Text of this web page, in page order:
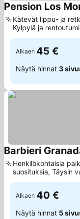
Pension Los
Kätevät lippu- ja
Kylpylä ja
Alkaen 45 €
Näytä hinnat 3
Barbieri
Henkilökohtaisia
suosituksia, Täysin
yhteiskeittiö
Alkaen 40 €
Näytä hinnat 5